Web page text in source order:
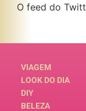
O feed do
VIAGEM
LOOK DO DIA
DIY
BELEZA